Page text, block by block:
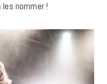
nommer !